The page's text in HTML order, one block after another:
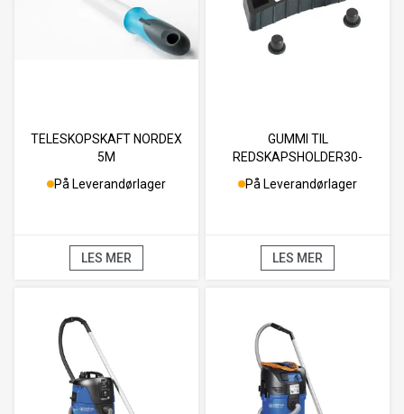
TELESKOPSKAFT NORDEX
5M
På Leverandørlager
LES MER
GUMMI TIL
REDSKAPSHOLDER30-
40MM M/TOPPE
På Leverandørlager
LES MER